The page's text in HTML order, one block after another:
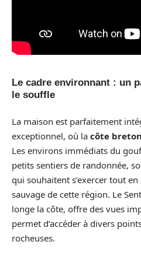
Le cadre environnant : un
le souffle
La maison est parfaitement
exceptionnel, où la côte
Les environs immédiats du
petits sentiers de randonnée,
qui souhaitent s’exercer tout
sauvage de cette région. Le
longe la côte, offre des vues
permet d’accéder à divers
rocheuses.